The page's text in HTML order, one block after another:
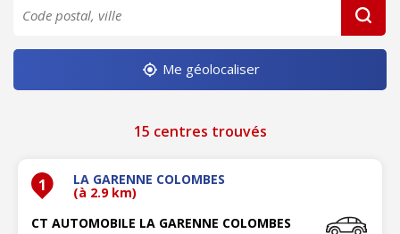
Me géolocaliser
15 centres trouvés
1 LA GARENNE COLOMBES
(à 2.9 km)
CT AUTOMOBILE LA GARENNE COLOMBES